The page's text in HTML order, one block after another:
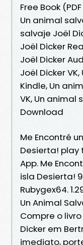
Free Book
Un animal
salvaje Joël
Joël Dicker
Joël Dicker
Joël Dicker
Kindle, Un
VK, Un animal
Download
Me Encontré
Desierta! play
App. Me
isla Desierta!
Rubygex64.
Un Animal
Compre o
Dicker em
imediato,